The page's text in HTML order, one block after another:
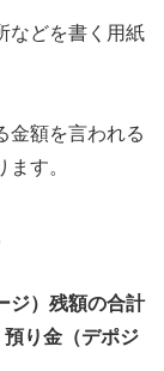
などを書く用紙
金額を言われる
す。
ジ）残額の合計
預り金（デポジ